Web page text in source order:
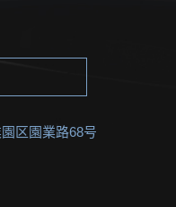
区園業路68号